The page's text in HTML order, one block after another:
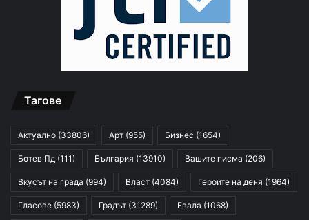
Тагове
Актуално (33806) Арт (955) Бизнес (1654)
Ботев Пд (111) България (13910) Вашите писма (206)
Вкусът на града (994) Власт (4084) Героите на деня (1964)
Гласове (5983) Градът (31289) Евала (1068)